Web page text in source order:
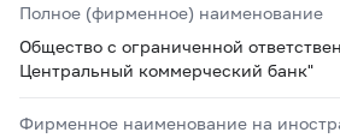
Полное (фирменное) наименование
Общество с ограниченной
Центральный коммерческий банк"
Фирменное наименование на